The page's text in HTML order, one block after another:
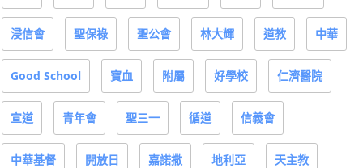
浸信會 聖保祿 聖公會 林大輝 道教 中華
Good School 寶血 附屬 好學校 仁濟醫院
宣道 青年會 聖三一 循道 信義會
中華基督 開放日 嘉諾撒 地利亞 天主教